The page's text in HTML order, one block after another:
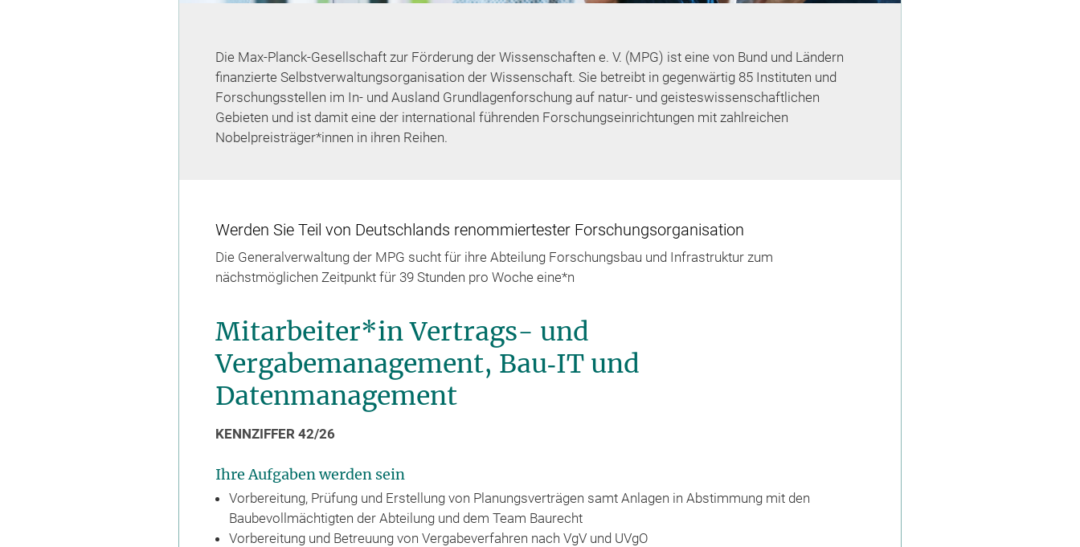
Die Max-Planck-Gesellschaft zur Förderung der Wissenschaften e. V. (MPG) ist eine von Bund und Ländern
finanzierte Selbstverwaltungsorganisation der Wissenschaft. Sie betreibt in gegenwärtig 85 Instituten und
Forschungsstellen im In- und Ausland Grundlagenforschung auf natur- und geisteswissenschaftlichen
Gebieten und ist damit eine der international führenden Forschungseinrichtungen mit zahlreichen
Nobelpreisträger*innen in ihren Reihen.
Werden Sie Teil von Deutschlands renommiertester Forschungs­organisation
Die Generalverwaltung der MPG sucht für ihre Abteilung Forschungsbau und Infrastruktur zum
nächstmöglichen Zeitpunkt für 39 Stunden pro Woche eine*n
Mitarbeiter*in Vertrags- und
Vergabemanagement, Bau‑IT und
Datenmanagement
KENNZIFFER 42/26
Ihre Aufgaben werden sein
Vorbereitung, Prüfung und Erstellung von Planungsverträgen samt Anlagen in Abstimmung mit den
Baubevollmächtigten der Abteilung und dem Team Baurecht
Vorbereitung und Betreuung von Vergabeverfahren nach VgV und UVgO